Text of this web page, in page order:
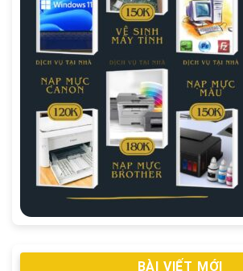
BÀI VIẾT MỚI